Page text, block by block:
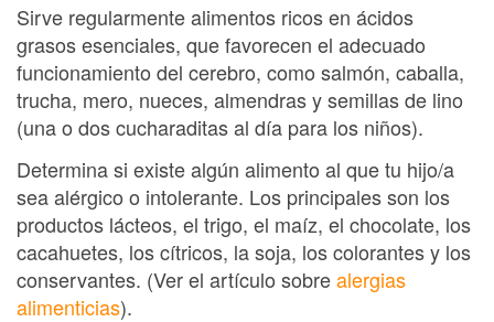
Sirve regularmente alimentos ricos en ácidos
grasos esenciales, que favorecen el adecuado
funcionamiento del cerebro, como salmón, caballa,
trucha, mero, nueces, almendras y semillas de lino
(una o dos cucharaditas al día para los niños).
Determina si existe algún alimento al que tu hijo/a
sea alérgico o intolerante. Los principales son los
productos lácteos, el trigo, el maíz, el chocolate, los
cacahuetes, los cítricos, la soja, los colorantes y los
conservantes. (Ver el artículo sobrealergias
alimenticias).